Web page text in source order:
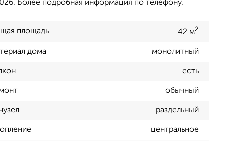
Более подробная информация по телефону.
площадь 42 м2
дома монолитный
есть
обычный
раздельный
центральное